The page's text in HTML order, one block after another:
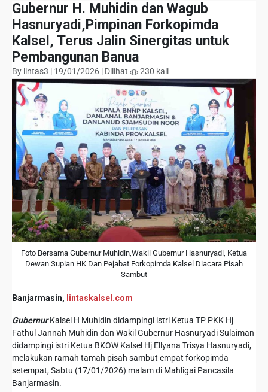
Gubernur H. Muhidin dan Wagub
Hasnuryadi,Pimpinan Forkopimda
Kalsel, Terus Jalin Sinergitas untuk
Pembangunan Banua
By lintas3 | 19/01/2026 | Dilihat 230 kali
Foto Bersama Gubernur Muhidin,Wakil Gubernur Hasnuryadi, Ketua
Dewan Supian HK Dan Pejabat Forkopimda Kalsel Diacara Pisah
Sambut
Banjarmasin, lintaskalsel.com
GubernurKalsel H Muhidin didampingi istri Ketua TP PKK Hj
Fathul Jannah Muhidin dan Wakil Gubernur Hasnuryadi Sulaiman
didampingi istri Ketua BKOW Kalsel Hj Ellyana Trisya Hasnuryadi,
melakukan ramah tamah pisah sambut empat forkopimda
setempat, Sabtu (17/01/2026) malam di Mahligai Pancasila
Banjarmasin.